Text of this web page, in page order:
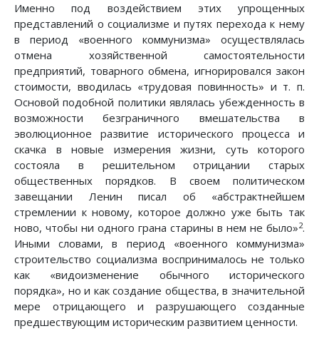
Именно под воздействием этих упрощенных
представлений о социализме и путях перехода к нему
в период «военного коммунизма» осуществлялась
отмена хозяйственной самостоятельности
предприятий, товарного обмена, игнорировался закон
стоимости, вводилась «трудовая повинность» и т. п.
Основой подобной политики являлась убежденность в
возможности безграничного вмешательства в
эволюционное развитие исторического процесса и
скачка в новые измерения жизни, суть которого
состояла в решительном отрицании старых
общественных порядков. В своем политическом
завещании Ленин писал об «абстрактнейшем
стремлении к новому, которое должно уже быть так
ново, чтобы ни одного грана старины в нем не было»2.
Иными словами, в период «военного коммунизма»
строительство социализма воспринималось не только
как «видоизменение обычного исторического
порядка», но и как создание общества, в значительной
мере отрицающего и разрушающего созданные
предшествующим историческим развитием ценности.